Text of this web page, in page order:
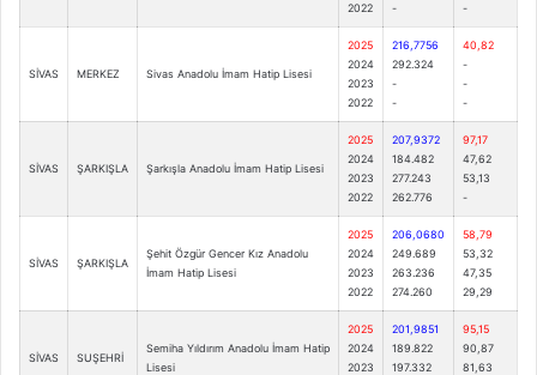
2022 - -
SİVAS MERKEZ Sivas Anadolu İmam Hatip Lisesi
2025
2024
2023
2022
216,7756
292.324
-
-
40,82
-
-
-
SİVAS ŞARKIŞLA Şarkışla Anadolu İmam Hatip Lisesi
2025
2024
2023
2022
207,9372
184.482
277.243
262.776
97,17
47,62
53,13
-
SİVAS ŞARKIŞLA
Şehit Özgür Gencer Kız Anadolu
İmam Hatip Lisesi
2025
2024
2023
2022
206,0680
249.689
263.236
274.260
58,79
53,32
47,35
29,29
SİVAS SUŞEHRİ
Semiha Yıldırım Anadolu İmam Hatip
Lisesi
2025
2024
2023
201,9851
189.822
197.332
95,15
90,87
81,63